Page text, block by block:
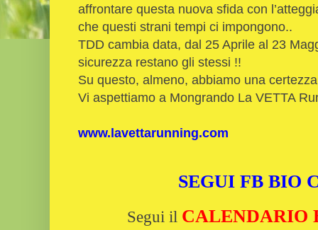
affrontare questa nuova sfida con
che questi strani tempi ci impongono..
TDD cambia data, dal 25 Aprile al 23
sicurezza restano gli stessi !!
Su questo, almeno, abbiamo una
Vi aspettiamo a Mongrando La VETTA
www.lavettarunning.com
SEGUI FB BIO
Segui il CALENDARIO